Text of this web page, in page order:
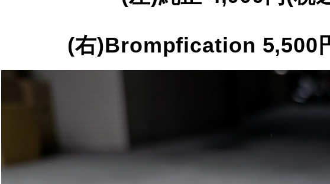
(右)Brompfication 5,500